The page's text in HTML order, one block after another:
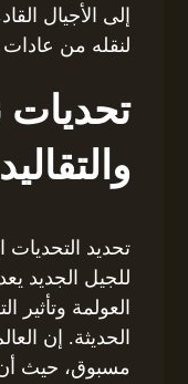
إلى الأجيال
لنقله من عادات
تحديات
والتقاليد
تحديد التحديات
للجيل الجديد
العولمة وتأثير
الحديثة. إن
مسبوق، حيث أن